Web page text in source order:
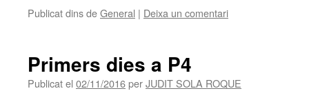
Publicat dins deGeneral | Deixa un comentari
Primers dies a P4
Publicat el 02/11/2016perJUDIT SOLA ROQUE